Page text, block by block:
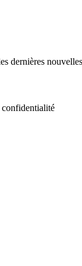
dernières nouvelles
confidentialité